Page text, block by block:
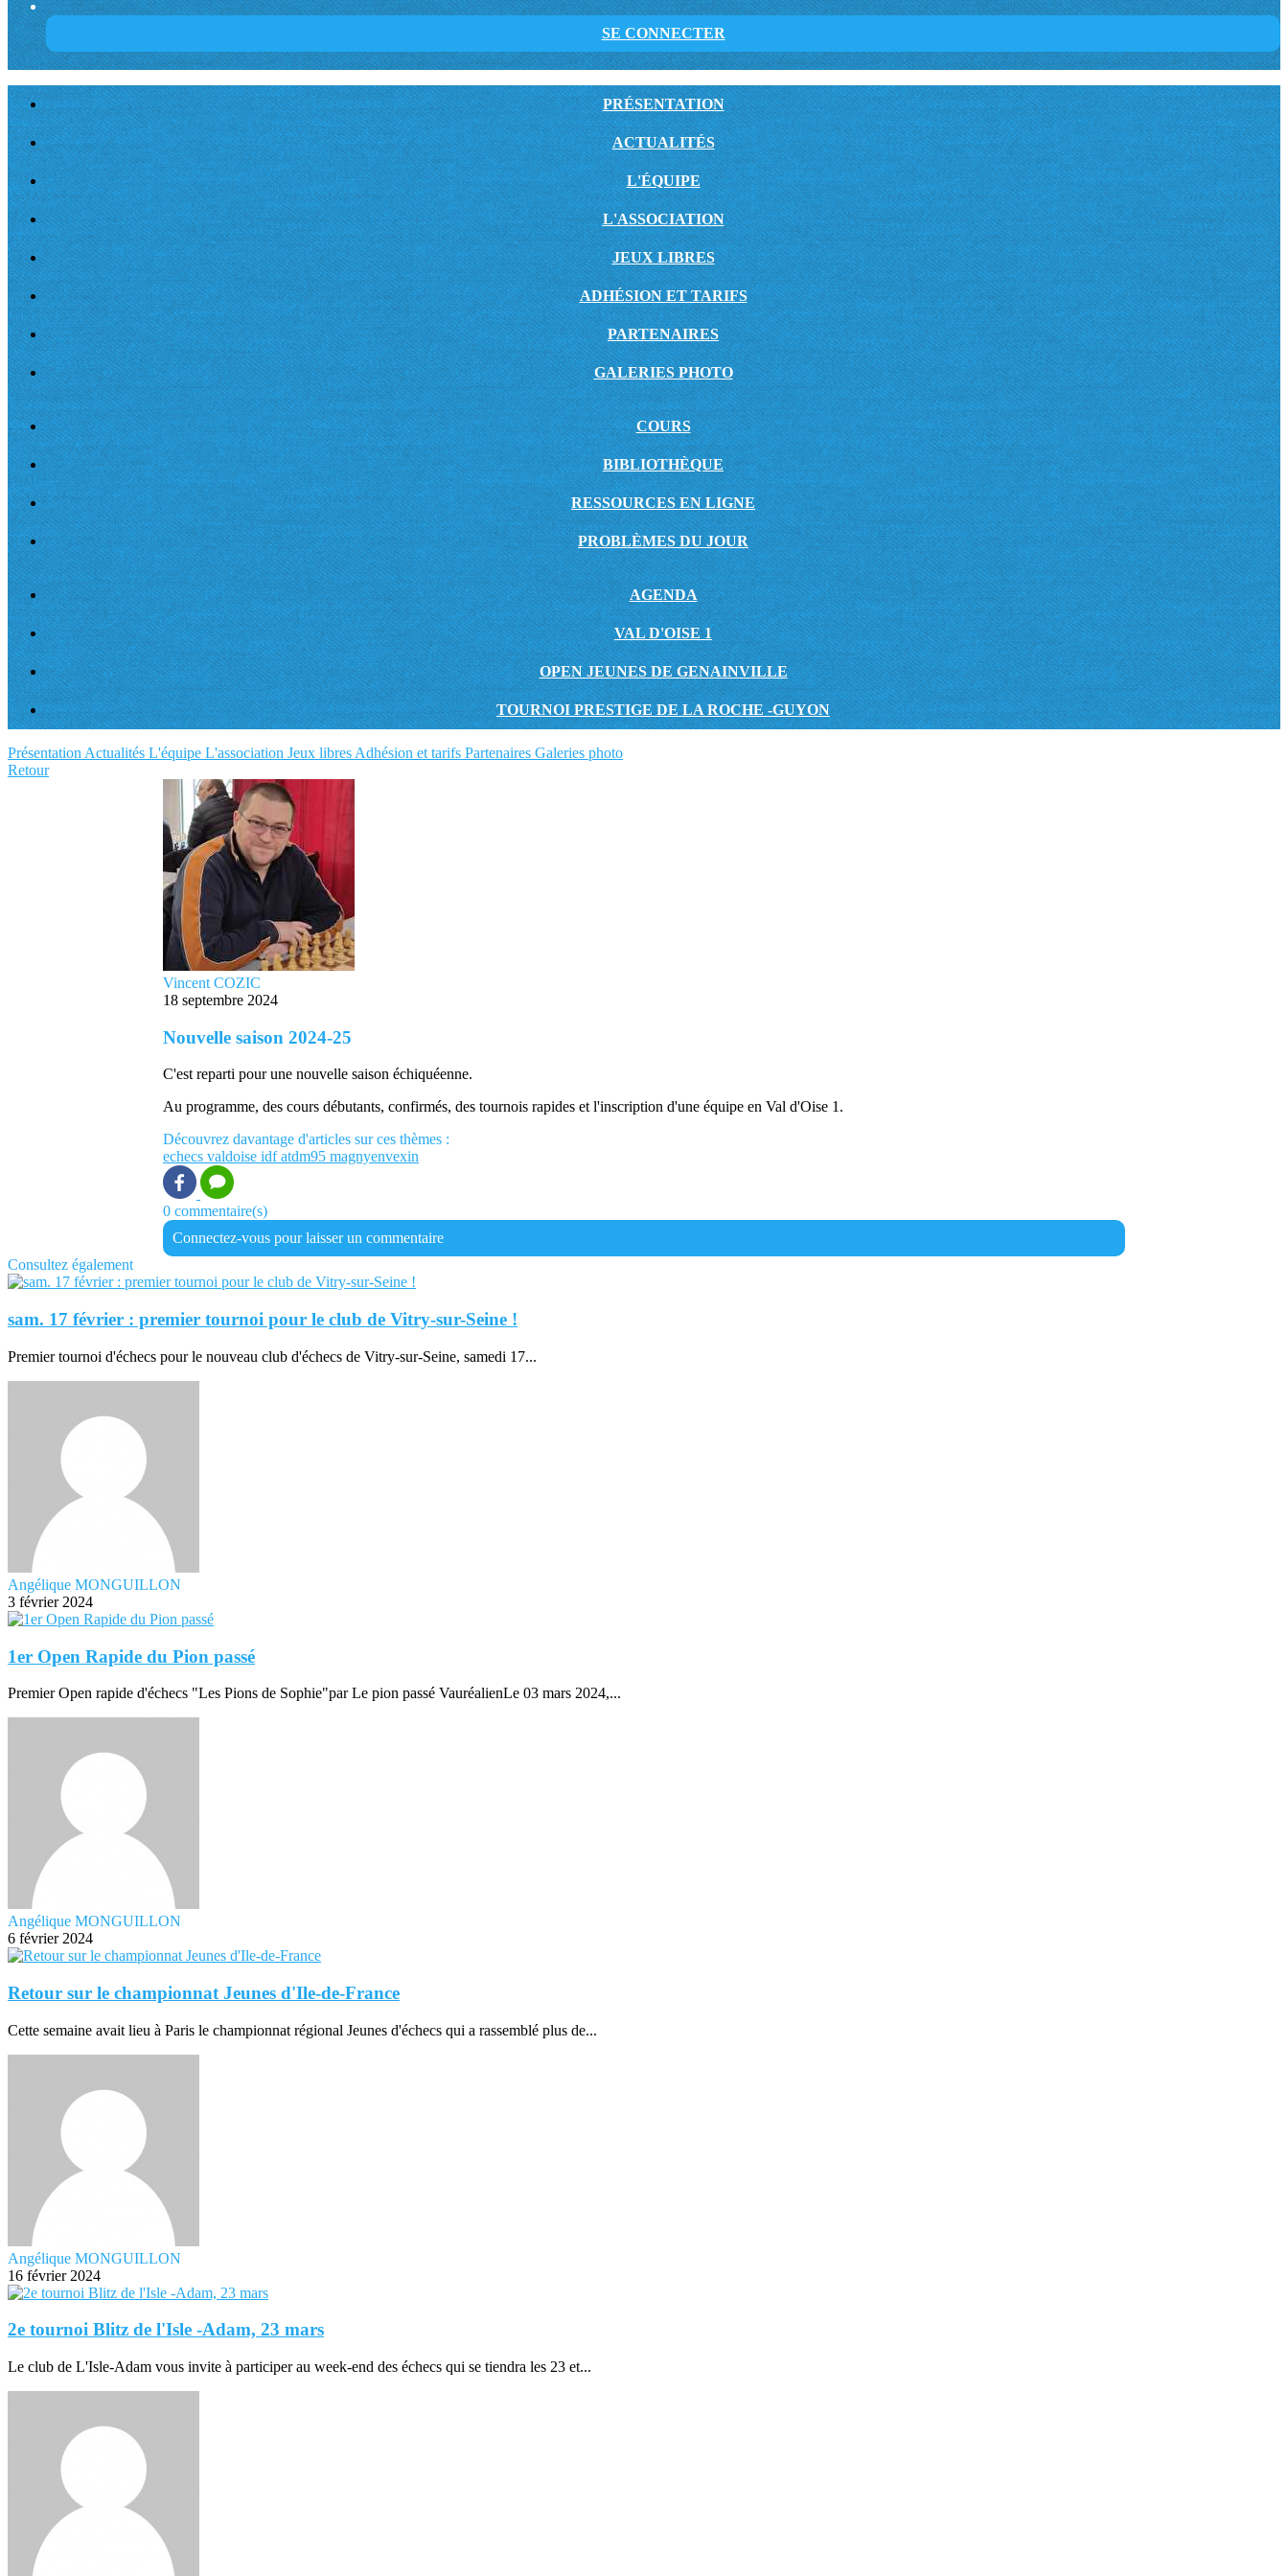
SE CONNECTER
PRÉSENTATION
ACTUALITÉS
L'ÉQUIPE
L'ASSOCIATION
JEUX LIBRES
ADHÉSION ET TARIFS
PARTENAIRES
GALERIES PHOTO
COURS
BIBLIOTHÈQUE
RESSOURCES EN LIGNE
PROBLÈMES DU JOUR
AGENDA
VAL D'OISE 1
OPEN JEUNES DE GENAINVILLE
TOURNOI PRESTIGE DE LA ROCHE -GUYON
Présentation Actualités L'équipe L'association Jeux libres Adhésion et tarifs Partenaires Galeries photo
Retour
Vincent COZIC
18 septembre 2024
Nouvelle saison 2024-25
C'est reparti pour une nouvelle saison échiquéenne.
Au programme, des cours débutants, confirmés, des tournois rapides et l'inscription d'une équipe en Val d'Oise 1.
Découvrez davantage d'articles sur ces thèmes :
echecs valdoise idfatdm95 magnyenvexin
0 commentaire(s)
Connectez-vous pour laisser un commentaire
Consultez également
sam. 17 février : premier tournoi pour le club de Vitry-sur-Seine !
Premier tournoi d'échecs pour le nouveau club d'échecs de Vitry-sur-Seine, samedi 17...
Angélique MONGUILLON
3 février 2024
1er Open Rapide du Pion passé
Premier Open rapide d'échecs "Les Pions de Sophie"par Le pion passé VauréalienLe 03 mars 2024,...
Angélique MONGUILLON
6 février 2024
Retour sur le championnat Jeunes d'Ile-de-France
Cette semaine avait lieu à Paris le championnat régional Jeunes d'échecs qui a rassemblé plus de...
Angélique MONGUILLON
16 février 2024
2e tournoi Blitz de l'Isle -Adam, 23 mars
Le club de L'Isle-Adam vous invite à participer au week-end des échecs qui se tiendra les 23 et...